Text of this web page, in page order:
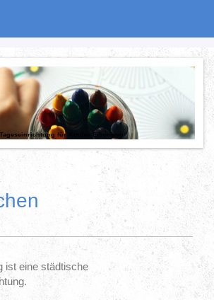
für Kinder Eibenweg
ist eine städtische